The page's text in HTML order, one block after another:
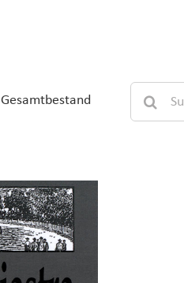
Gesamtbestand
Suche
nach: